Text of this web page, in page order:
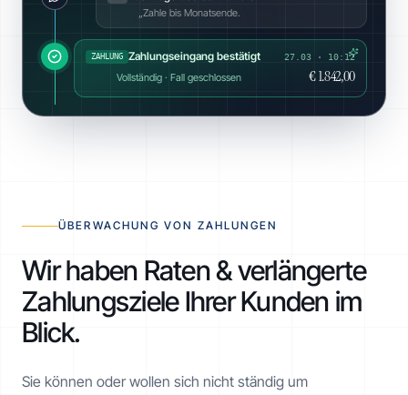
„Zahle bis Monatsende.
ZAHLUNG Zahlungseingang bestätigt 27.03 · 10:12
Vollständig · Fall geschlossen € 1.842,00
ÜBERWACHUNG VON ZAHLUNGEN
Wir haben Raten & verlängerte
Zahlungsziele Ihrer Kunden im
Blick.
Sie können oder wollen sich nicht ständig um